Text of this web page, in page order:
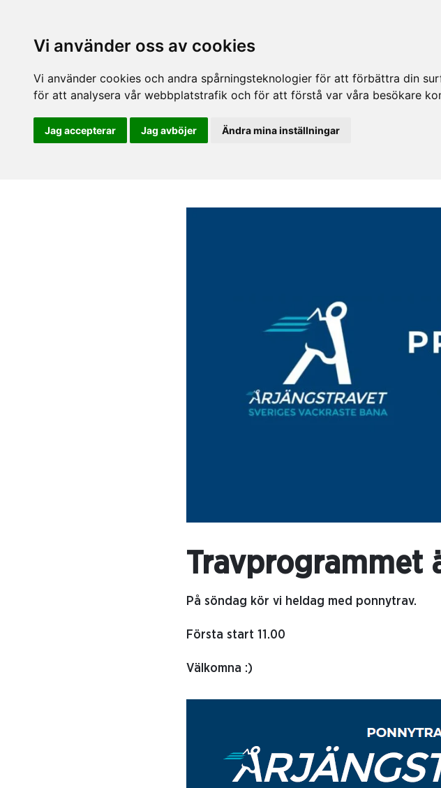
Vi använder oss av cookies
Vi använder cookies och andra spårningsteknologier för att förbättra din
för att analysera vår webbplatstrafik och för att förstå var våra besökare
Jag accepterar Jag avböjer Ändra mina inställningar
Travprogrammet
På söndag kör vi heldag med ponnytrav.
Första start 11.00
Välkomna :)